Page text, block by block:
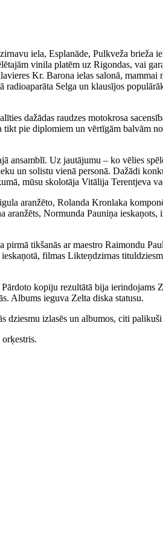
iela, Esplanāde, Pulkveža brieža
vinila platēm uz Rigondas, vai
Kr. Barona ielas salonā, mammai
Selga un klausījos
dažādas raudzes motokrosa
pie diplomiem un vērtīgām balvām
ansamblī. Uz jautājumu – ko vēlies
un solistu vienā personā. Dažādi
mūsu skolotāja Vitālija Terentjeva
aranžēto, Rolanda Kronlaka
Normunda Pauniņa
tikšanās ar maestro Raimondu
filmas Likteņdzirnas
kopiju rezultātā bija ierindojams
Albums ieguva Zelta diska statusu.
dziesmu izlasēs un albumos, citi